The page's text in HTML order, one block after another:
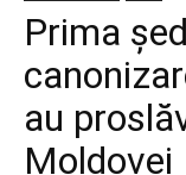
Prima
au
Moldovei